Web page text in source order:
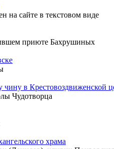
на сайте в текстовом виде
приюте Бахрушиных
в Крестовоздвиженской
Чудотворца
храма